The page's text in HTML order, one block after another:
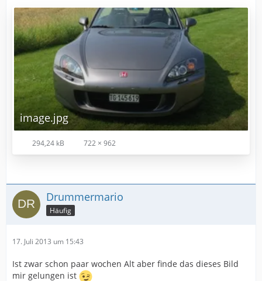
image.jpg
294,24 kB 722 × 962
Drummermario
Häufig
17. Juli 2013 um 15:43
Ist zwar schon paar wochen Alt aber finde das dieses Bild
mir gelungen ist